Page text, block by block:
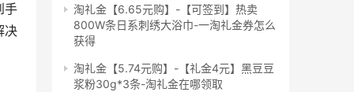
手
决
淘礼金【6.65元购】-【可签到】热卖
800W条日系刺绣大浴巾-一淘礼金券怎么
获得
淘礼金【5.74元购】-【礼金4元】黑豆豆
浆粉30g*3条-淘礼金在哪领取